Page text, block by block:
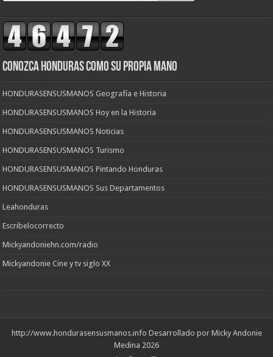
CONOZCA HONDURAS COMO SU PROPIA MANO
HONDURASENSUSMANOS Geografía e Historia
HONDURASENSUSMANOS Hoy en la Historia
HONDURASENSUSMANOS Noticias
HONDURASENSUSMANOS Turismo
HONDURASENSUSMANOS Pintando Honduras
HONDURASENSUSMANOS Sus Departamentos
Leahonduras
Escribelocorrecto
Mickyandoniehn.com/radio
Mickyandonie Cine y tv siglo XX
http://www.hondurasensusmanos.info Desarrollado por Micky Andonie
Medina 2026